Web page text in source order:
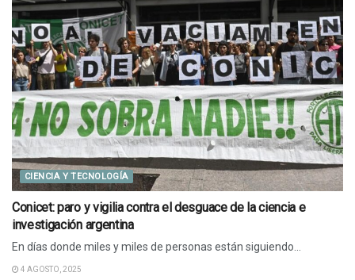
CIENCIA Y TECNOLOGÍA
Conicet: paro y vigilia contra el desguace de la ciencia e
investigación argentina
En días donde miles y miles de personas están siguiendo...
4 AGOSTO, 2025